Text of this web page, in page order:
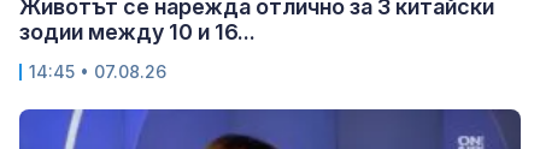
Животът се нарежда отлично за 3 китайски
зодии между 10 и 16...
14:45 • 07.08.26